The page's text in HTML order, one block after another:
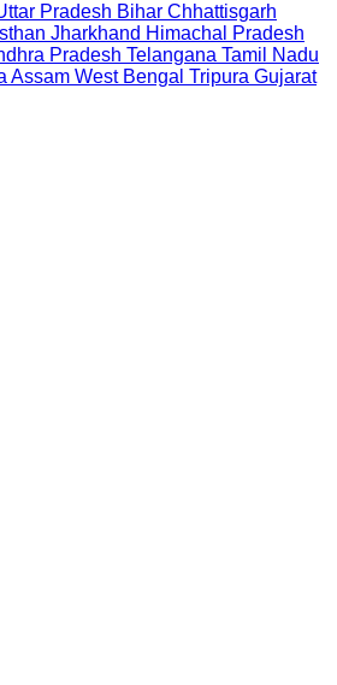
Pradesh Bihar Chhattisgarh
Jharkhand Himachal Pradesh
Pradesh Telangana Tamil Nadu
Assam West Bengal Tripura Gujarat